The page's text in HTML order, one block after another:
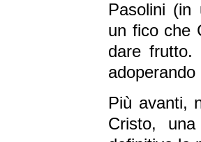
Pasolini (in
un fico che
dare frutto.
Più avanti,
Cristo,